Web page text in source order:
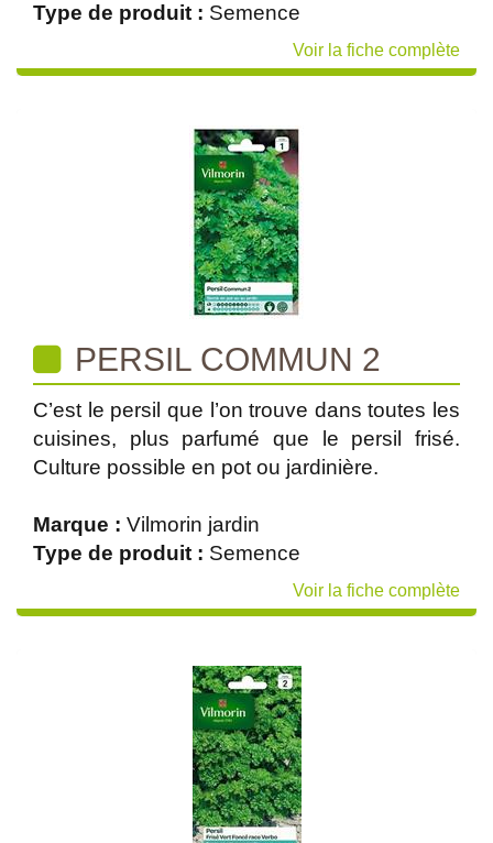
Type de produit : Semence
Voir la fiche complète
PERSIL COMMUN 2
C’est le persil que l’on trouve dans toutes les
cuisines, plus parfumé que le persil frisé.
Culture possible en pot ou jardinière.
Marque : Vilmorin jardin
Type de produit : Semence
Voir la fiche complète